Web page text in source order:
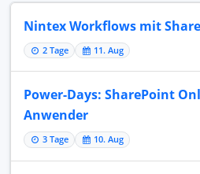
Nintex Workflows mit
2 Tage 11. Aug
Power-Days: SharePoint
Anwender
3 Tage 10. Aug